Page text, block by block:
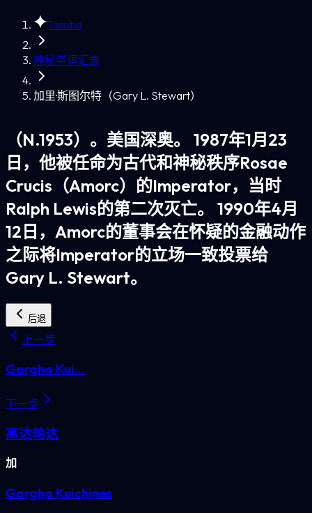
Tarotia
神秘学词汇表
加里·斯图尔特（Gary L. Stewart）
（N.1953）。美国深奥。 1987年1月23
日，他被任命为古代和神秘秩序Rosae
Crucis（Amorc）的Imperator，当时
Ralph Lewis的第二次灭亡。 1990年4月
12日，Amorc的董事会在怀疑的金融动作
之际将Imperator的立场一致投票给
Gary L. Stewart。
后退
上一步
Gargha Kui...
下一步
高达帕达
加
Gargha Kuichines